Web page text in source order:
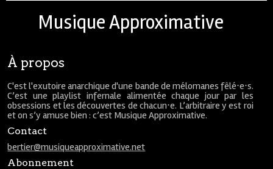
Musique Approximative
À propos
C'est l'exutoire anarchique d'une bande de mélomanes fêlé⋅e⋅s.
C’est une playlist infernale alimentée chaque jour par les
obsessions et les découvertes de chacun⋅e. L’arbitraire y est roi
et on s’y amuse bien : c’est Musique Approximative.
Contact
bertier@musiqueapproximative.net
Abonnement